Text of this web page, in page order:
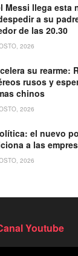
Messi llega esta
a su
de las 20.30
2026
su rearme:
rusos y
chinos
2026
el nuevo
a las
2026
Youtube